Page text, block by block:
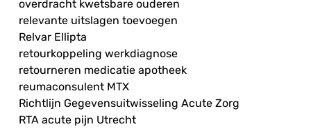
overdracht kwetsbare ouderen
relevante uitslagen toevoegen
Relvar Ellipta
retourkoppeling werkdiagnose
retourneren medicatie apotheek
reumaconsulent MTX
Richtlijn Gegevensuitwisseling Acute Zorg
RTA acute pijn Utrecht